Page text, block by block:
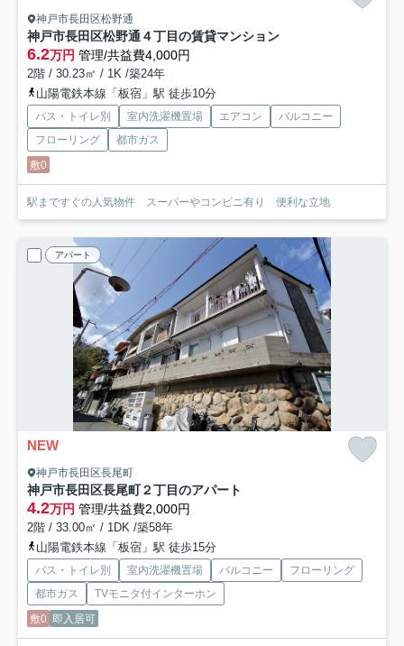
神戸市長田区松野通
神戸市長田区松野通４丁目の賃貸マンション
6.2万円 管理/共益費4,000円
2階 / 30.23㎡ / 1K /築24年
山陽電鉄本線「板宿」駅 徒歩10分
バス・トイレ別 室内洗濯機置場 エアコン
バルコニー
フローリング
都市ガス
敷0
駅まですぐの人気物件 スーパーやコンビニ有り 便利な立地
アパート
NEW
神戸市長田区長尾町
神戸市長田区長尾町２丁目のアパート
4.2万円 管理/共益費2,000円
2階 / 33.00㎡ / 1DK /築58年
山陽電鉄本線「板宿」駅 徒歩15分
バス・トイレ別 室内洗濯機置場 バルコニー
フローリング
都市ガス
TVモニタ付インターホン
敷0 即入居可